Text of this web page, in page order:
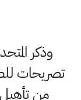
وذكر
تصريحات
من تأهيل